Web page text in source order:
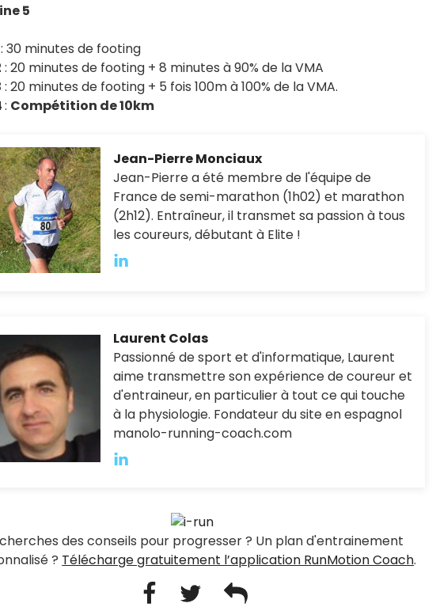
5
: 30 minutes de footing
: 20 minutes de footing + 8 minutes à 90% de la VMA
: 20 minutes de footing + 5 fois 100m à 100% de la VMA.
: Compétition de 10km
Jean-Pierre Monciaux
Jean-Pierre a été membre de l'équipe de
France de semi-marathon (1h02) et marathon
(2h12). Entraîneur, il transmet sa passion à tous
les coureurs, débutant à Elite !
Laurent Colas
Passionné de sport et d'informatique, Laurent
aime transmettre son expérience de coureur et
d'entraineur, en particulier à tout ce qui touche
à la physiologie. Fondateur du site en espagnol
manolo-running-coach.com
des conseils pour progresser ? Un plan d'entrainement
? Télécharge gratuitement l’application RunMotion Coach.